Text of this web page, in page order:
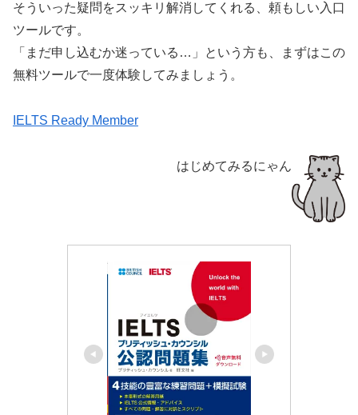
そういった疑問をスッキリ解消してくれる、頼もしい入口
ツールです。
「まだ申し込むか迷っている…」という方も、まずはこの
無料ツールで一度体験してみましょう。
IELTS Ready Member
はじめてみるにゃん